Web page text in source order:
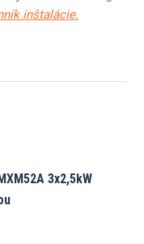
inštalácie.
3x2,5kW